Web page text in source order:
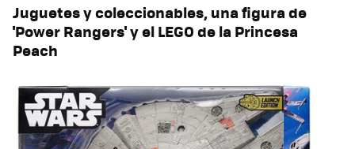
Juguetes y coleccionables, una figura de
'Power Rangers' y el LEGO de la Princesa
Peach